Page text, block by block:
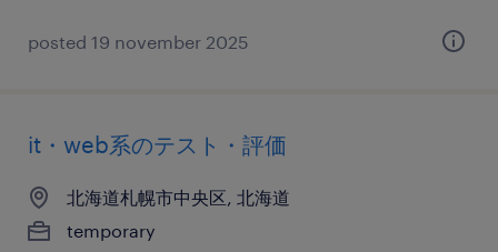
posted 19 november 2025
it・web系のテスト・評価
北海道札幌市中央区, 北海道
temporary